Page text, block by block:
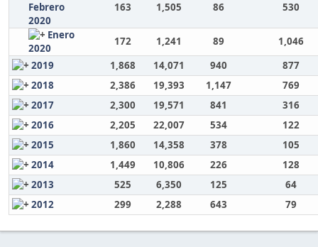
Febrero
2020
163 1,505 86 530
Enero
2020
172 1,241 89
1,046
2019
1,868 14,071 940
877
2018
2,386 19,393 1,147
769
2017
2,300 19,571 841
316
2016
2,205 22,007 534
122
2015
1,860 14,358 378
105
2014
1,449 10,806 226
128
2013
525 6,350 125
64
2012
299 2,288 643 79